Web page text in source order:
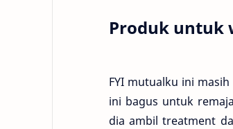
Produk untuk
FYI mutualku ini
ini bagus untuk
dia ambil treatment